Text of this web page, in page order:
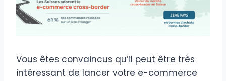
Vous êtes convaincus qu’il peut être très
intéressant de lancer votre e-commerce